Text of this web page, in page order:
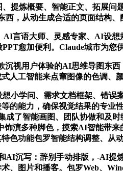
炼概要、智能正文、拓展问
，从动生成合适的页面结构
语大师、灵感专家、AI设想
愈加便利。Claude城市为
视用户体验的AI思维导图东
人工智能来点窜图像的色调
学问、需求文档框架、错误
的能力，确保视觉结果的专
成了智能画图、团队协做和及
饰演多种脚色，摸索AI智能带
色功能包罗智能结构调整、从
沉写：辞别手动排版，-AI提
、图片和播客。包罗Web、